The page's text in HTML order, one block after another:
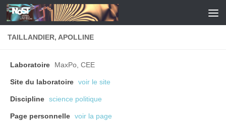
Skip to content
TAILLANDIER, APOLLINE
Laboratoire MaxPo, CEE
Site du laboratoire voir le site
Discipline science politique
Page personnelle voir la page